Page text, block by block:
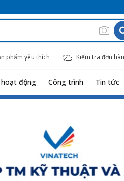
phẩm yêu thích Kiểm tra đơn
động Công trình Tin tức